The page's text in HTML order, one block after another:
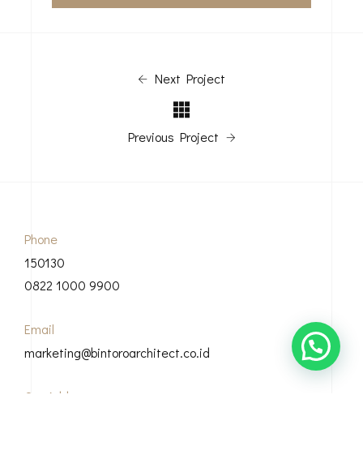
Next Project
Previous Project
Phone
150130
0822 1000 9900
Email
marketing@bintoroarchitect.co.id
Our Address